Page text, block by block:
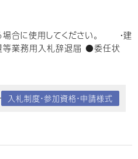
合に使用してください。 ・建
業務用入札辞退届 ●委任状
入札制度・参加資格・申請様式